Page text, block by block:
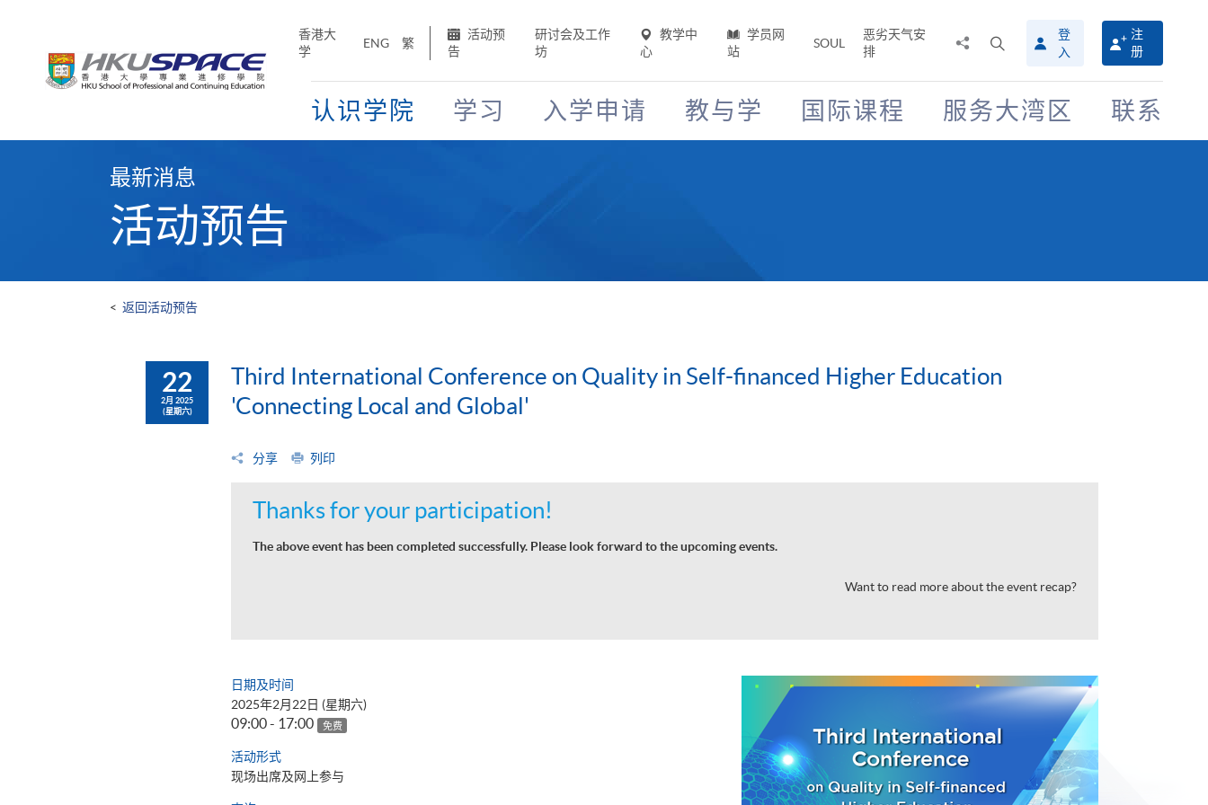
香港大
学
ENG 繁
活动预
告
研讨会及工作
坊
教学中
心
学员网
站
SOUL
恶劣天气安
排
搜
寻
介
面
登
入
注
册
认识学院 学习 入学申请 教与学 国际课程 服务大湾区 联系
最新消息
活动预告
< 返回活动预告
22
2月 2025
(星期六)
Third International Conference on Quality in Self-financed Higher Education
'Connecting Local and Global'
分享 列印
Thanks for your participation!
The above event has been completed successfully. Please look forward to the upcoming events.
Want to read more about the event recap?
日期及时间
2025年2月22日 (星期六)
09:00 - 17:00 免费
活动形式
现场出席及网上参与